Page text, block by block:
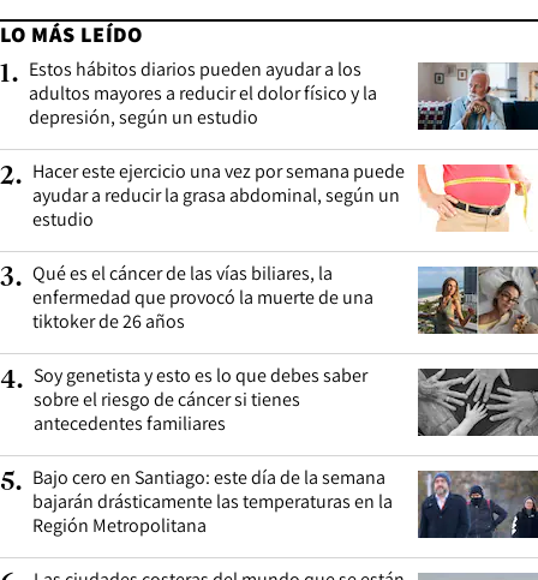
LO MÁS LEÍDO
1. Estos hábitos diarios pueden ayudar a los
adultos mayores a reducir el dolor físico y la
depresión, según un estudio
2. Hacer este ejercicio una vez por semana puede
ayudar a reducir la grasa abdominal, según un
estudio
3. Qué es el cáncer de las vías biliares, la
enfermedad que provocó la muerte de una
tiktoker de 26 años
4. Soy genetista y esto es lo que debes saber
sobre el riesgo de cáncer si tienes
antecedentes familiares
5. Bajo cero en Santiago: este día de la semana
bajarán drásticamente las temperaturas en la
Región Metropolitana